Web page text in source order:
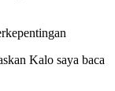
Kalo saya baca